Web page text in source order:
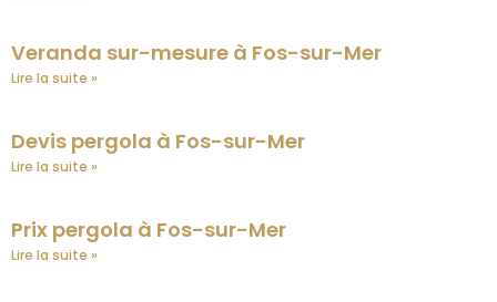
Veranda sur-mesure à Fos-sur-Mer
Lire la suite »
Devis pergola à Fos-sur-Mer
Lire la suite »
Prix pergola à Fos-sur-Mer
Lire la suite »